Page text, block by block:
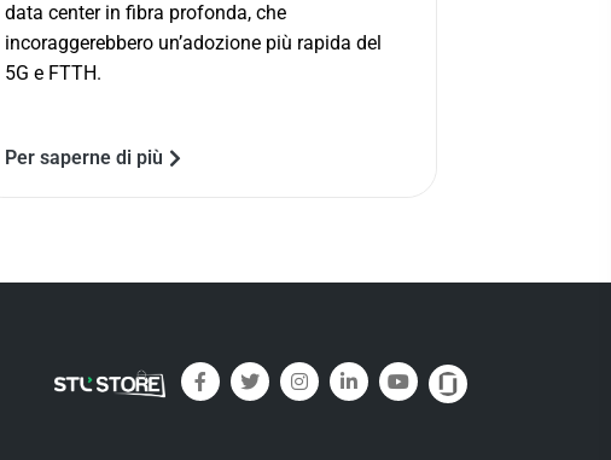
data center in fibra profonda, che
incoraggerebbero un’adozione più rapida del
5G e FTTH.
Per saperne di più